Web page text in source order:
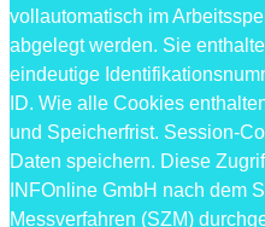
vollautomatisch im
abgelegt werden. Sie
eindeutige
ID. Wie alle Cookies
und Speicherfrist. Session-
Daten speichern. Diese
INFOnline GmbH nach dem
Messverfahren (SZM)